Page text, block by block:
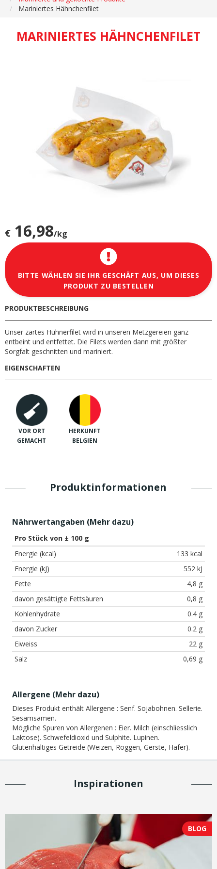
Mariniertes Hähnchenfilet
MARINIERTES HÄHNCHENFILET
€ 16,98/kg
BITTE WÄHLEN SIE IHR GESCHÄFT AUS, UM DIESES
PRODUKT ZU BESTELLEN
PRODUKTBESCHREIBUNG
Unser zartes Hühnerfilet wird in unseren Metzgereien ganz
entbeint und entfettet. Die Filets werden dann mit größter
Sorgfalt geschnitten und mariniert.
EIGENSCHAFTEN
VOR ORT
GEMACHT
HERKUNFT
BELGIEN
Produktinformationen
Nährwertangaben (Mehr dazu)
Pro Stück von ± 100 g
Energie (kcal)
133 kcal
Energie (kJ)
552 kJ
Fette
4,8 g
davon gesättigte Fettsäuren
0,8 g
Kohlenhydrate
0.4 g
davon Zucker
0.2 g
Eiweiss
22 g
Salz
0,69 g
Allergene (Mehr dazu)
Dieses Produkt enthält Allergene : Senf. Sojabohnen. Sellerie.
Sesamsamen.
Mögliche Spuren von Allergenen : Eier. Milch (einschliesslich
Laktose). Schwefeldioxid und Sulphite. Lupinen.
Glutenhaltiges Getreide (Weizen, Roggen, Gerste, Hafer).
Inspirationen
BLOG